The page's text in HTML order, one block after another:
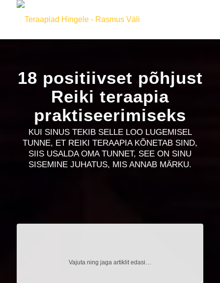
18 positiivset põhjust
Reiki teraapia
praktiseerimiseks
KUI SINUS TEKIB SELLE LOO LUGEMISEL
TUNNE, ET REIKI TERAAPIA KÕNETAB SIND,
SIIS USALDA OMA TUNNET, SEE ON SINU
SISEMINE JUHATUS, MIS ANNAB MÄRKU.
Vajuta ning jaga artiklit edasi…